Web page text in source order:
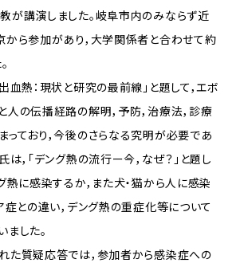
講演しました。岐阜市内のみならず近
から参加があり，大学関係者と合わせて約
血熱：現状と研究の最前線」と題して，エボ
の伝播経路の解明，予防，治療法，診療
ており，今後のさらなる究明が必要であ
は，「デング熱の流行ー今，なぜ？」と題し
熱に感染するか，また犬・猫から人に感染
症との違い，デング熱の重症化等について
した。
た質疑応答では，参加者から感染症への